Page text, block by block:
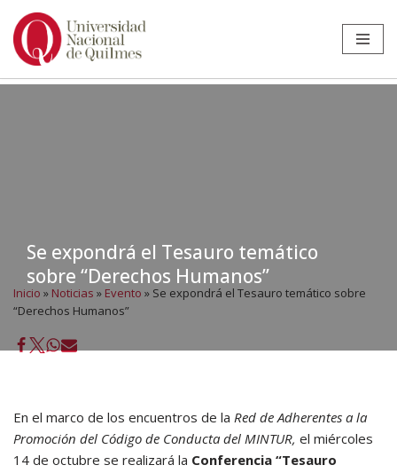
Ir
Se expondrá el Tesauro temático
sobre “Derechos Humanos”
Inicio » Noticias » Evento » Se expondrá el Tesauro temático sobre
“Derechos Humanos”
En el marco de los encuentros de la Red de Adherentes a la
Promoción del Código de Conducta del MINTUR, el miércoles
14 de octubre se realizará la Conferencia “Tesauro